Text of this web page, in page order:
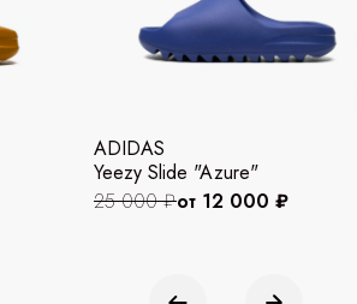
ADIDAS
Yeezy Slide "Azure"
25 000 ₽от 12 000 ₽